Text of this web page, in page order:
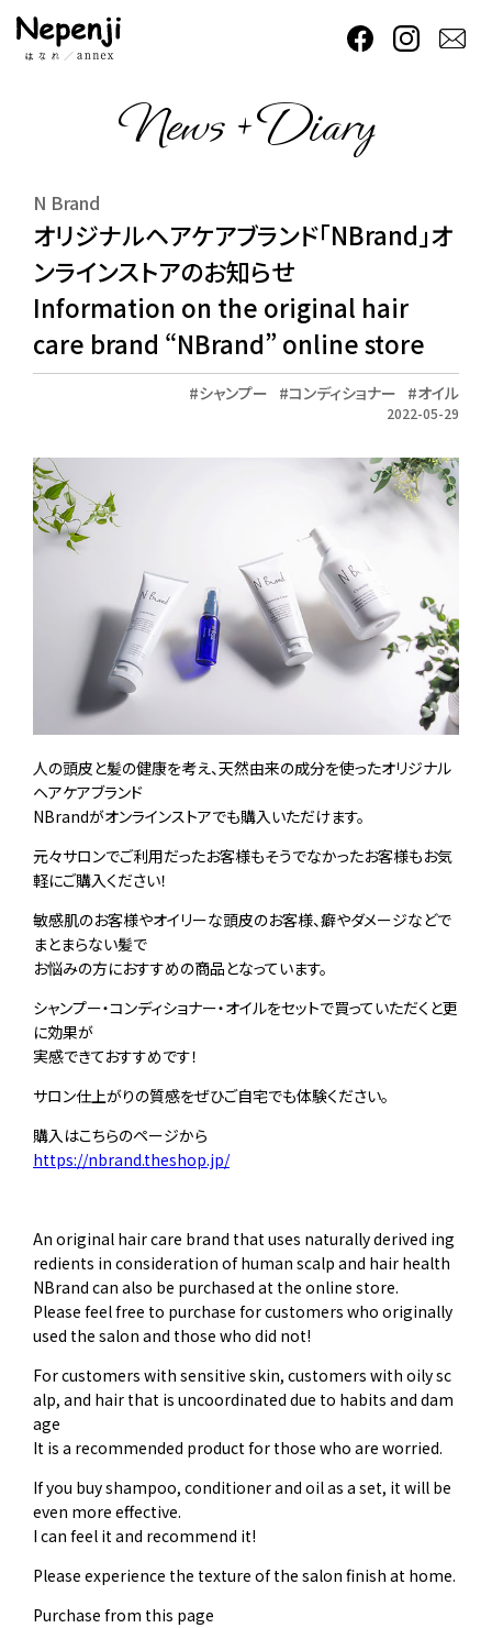
News + Diary
N Brand
オリジナルヘアケアブランド「NBrand」オ
ンラインストアのお知らせ
Information on the original hair
care brand “NBrand” online store
シャンプー コンディショナー オイル
2022-05-29
人の頭皮と髪の健康を考え、天然由来の成分を使ったオリジナル
ヘアケアブランド
NBrandがオンラインストアでも購入いただけます。
元々サロンでご利用だったお客様もそうでなかったお客様もお気
軽にご購入ください！
敏感肌のお客様やオイリーな頭皮のお客様、癖やダメージなどで
まとまらない髪で
お悩みの方におすすめの商品となっています。
シャンプー・コンディショナー・オイルをセットで買っていただくと更
に効果が
実感できておすすめです！
サロン仕上がりの質感をぜひご自宅でも体験ください。
購入はこちらのページから
https://nbrand.theshop.jp/
An original hair care brand that uses naturally derived ing
redients in consideration of human scalp and hair health
NBrand can also be purchased at the online store.
Please feel free to purchase for customers who originally
used the salon and those who did not!
For customers with sensitive skin, customers with oily sc
alp, and hair that is uncoordinated due to habits and dam
age
It is a recommended product for those who are worried.
If you buy shampoo, conditioner and oil as a set, it will be
even more effective.
I can feel it and recommend it!
Please experience the texture of the salon finish at home.
Purchase from this page